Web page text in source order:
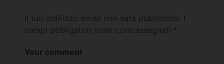
Il tuo indirizzo email non sarà pubblicato.
campi obbligatori sono contrassegnati *
Your comment